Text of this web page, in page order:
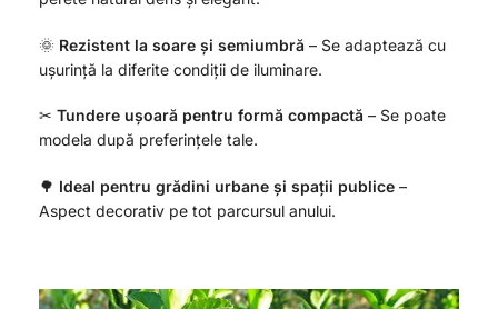
🌞 Rezistent la soare și semiumbră – Se adaptează cu
ușurință la diferite condiții de iluminare.
✂ Tundere ușoară pentru formă compactă – Se poate
modela după preferințele tale.
🌳 Ideal pentru grădini urbane și spații publice –
Aspect decorativ pe tot parcursul anului.